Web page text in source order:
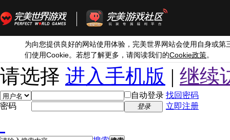
为向您提供良好的网站使用体验，完美世界网站会使用自身或第
们使用Cookie。若想了解更多，请阅读我们的Cookie政策。
请选择 进入手机版 | 继续
自动登录 找回密码
密码
登录 立即注册